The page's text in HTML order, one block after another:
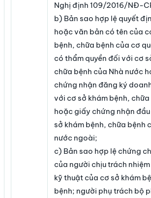
Nghị định 109/2016/NĐ-
b) Bản sao hợp lệ quyết
hoặc văn bản có tên của
bệnh, chữa bệnh của cơ
có thẩm quyền đối với cơ
chữa bệnh của Nhà nước
chứng nhận đăng ký
với cơ sở khám bệnh,
hoặc giấy chứng nhận
sở khám bệnh, chữa bệnh
nước ngoài;
c) Bản sao hợp lệ chứng
của người chịu trách
kỹ thuật của cơ sở khám
bệnh; người phụ trách bộ